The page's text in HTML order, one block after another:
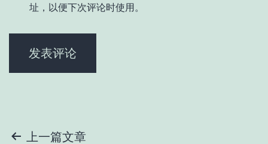
址，以便下次评论时使用。
上一篇文章